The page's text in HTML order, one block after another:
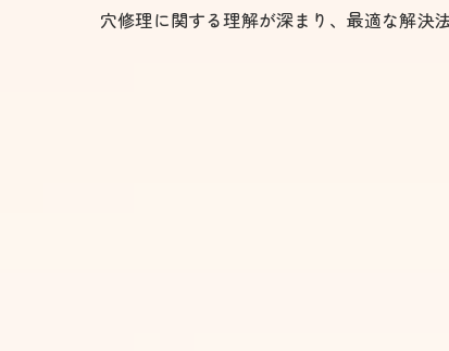
穴修理に関する理解が深まり、最適な解決